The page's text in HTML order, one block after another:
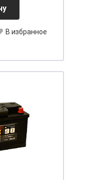
В избранное